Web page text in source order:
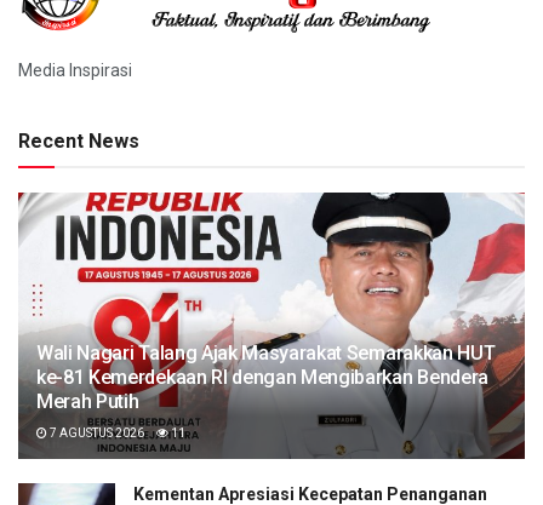
Media Inspirasi
Recent News
Wali Nagari Talang Ajak Masyarakat Semarakkan HUT
ke-81 Kemerdekaan RI dengan Mengibarkan Bendera
Merah Putih
7 AGUSTUS 2026 11
Kementan Apresiasi Kecepatan Penanganan